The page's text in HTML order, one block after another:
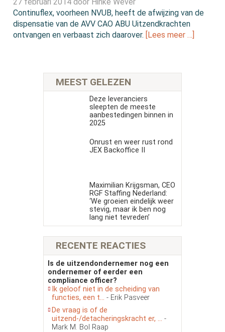
Continuflex, voorheen NVUB, heeft de afwijzing van de
dispensatie van de AVV CAO ABU Uitzendkrachten
ontvangen en verbaast zich daarover. [Lees meer …]
MEEST GELEZEN
Deze leveranciers
sleepten de meeste
aanbestedingen binnen in
2025
Onrust en weer rust rond
JEX Backoffice II
Maximilian Krijgsman, CEO
RGF Staffing Nederland:
‘We groeien eindelijk weer
stevig, maar ik ben nog
lang niet tevreden’
RECENTE REACTIES
Is de uitzendondernemer nog een
ondernemer of eerder een
compliance officer?
Ik geloof niet in de scheiding van
functies, een t... - Erik Pasveer
De vraag is of de
uitzend-/detacheringskracht er, ... -
Mark M. Bol Raap